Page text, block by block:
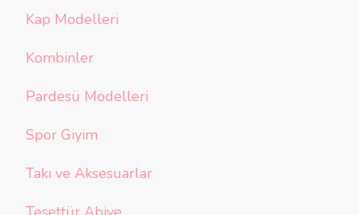
Kap Modelleri
Kombinler
Pardesü Modelleri
Spor Giyim
Takı ve Aksesuarlar